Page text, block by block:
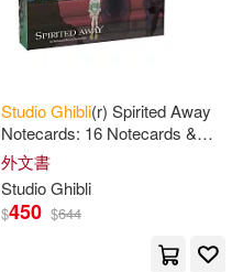
StudioGhibli(r) Spirited Away
Notecards: 16 Notecards &
Envelopes
外文書
StudioGhibli
$450 $644